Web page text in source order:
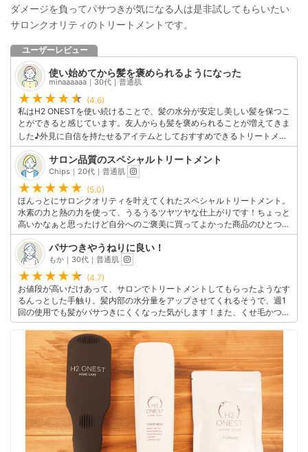
ダメージを負ってパサつきが気になる人は是非試してもらいたい
サロンクオリティのトリートメントです。
ユーザーレビュー
使い始めてから髪を褒められるようになった
minaaaaaa｜30代｜普通肌
(4.6)
私はH2 ONESTを使い続けることで、髪の水分が安定し美しい髪を保つこ
とができると感じています。友人からも髪を褒められることが増えてきま
した♪外見に自信を持たせるアイテムとしておすすめできるトリートメン
トです！
このユーザーの他の口コミを見る
サロン品質のスペシャルトリートメント
Chips｜20代｜普通肌
(5.0)
ほんっとにサロンクオリティを叶えてくれたスペシャルトリートメント。
水素の力と熱の力を使って、うるうるツヤツヤな仕上がりです！ちょっと
高いかなぁと思ったけど自分へのご褒美に買ってよかった商品のひとつ。
これからも大事な日の前日に使っていきたいと思います！
パサつきやうねりに良い！
もか｜30代｜普通肌
(4.7)
お値段が高いだけあって、サロンでトリートメントしてもらったようなす
るんっとした手触り。髪内部の水分量をアップさせてくれるそうで、週1
回の使用でも髪がパサつきにくくなった気がします！また、くせ毛かつう
ねりがちな髪でしたが、以前よりまとまりがよくなってくれたので本当に
買ってよかったなと思える商品です。
このユーザーの他の口コミを見る